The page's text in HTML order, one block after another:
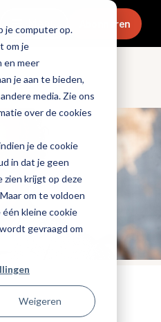
je computer op.
om je
en meer
je aan te bieden,
media. Zie ons
over de cookies
je de cookie
in dat je geen
krijgt op deze
om te voldoen
kleine cookie
gevraagd om
Weigeren
Menu Abonneren